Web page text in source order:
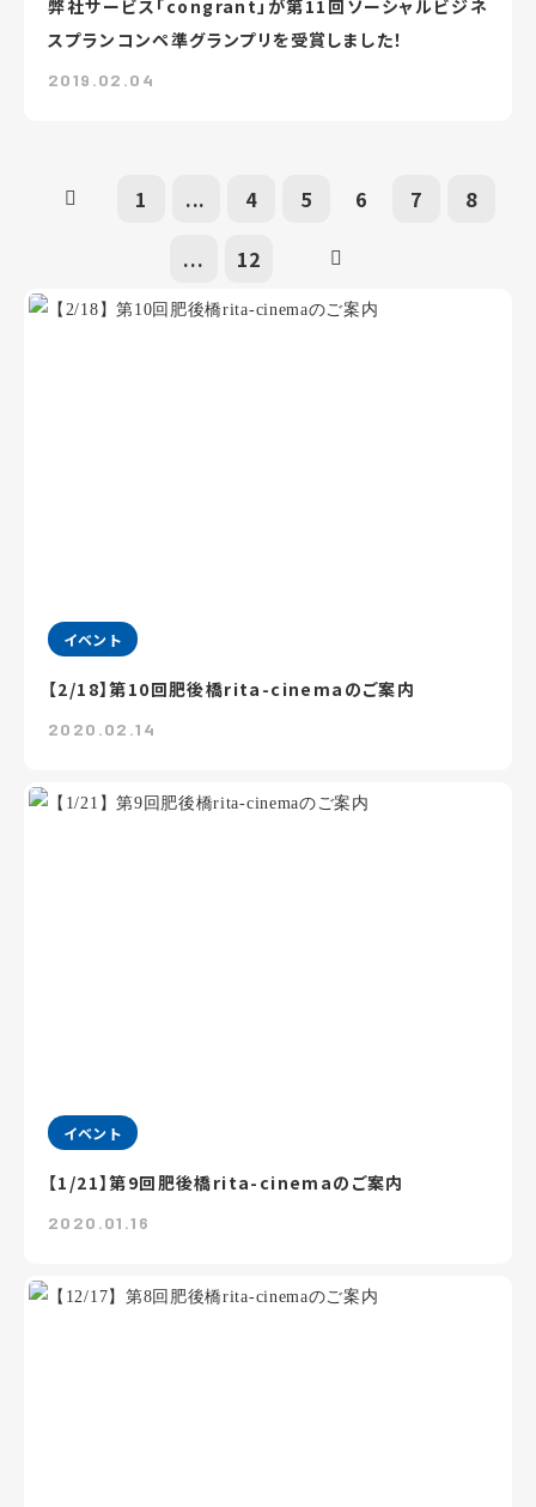
弊社サービス「congrant」が第11回ソーシャルビジネ
スプランコンペ準グランプリを受賞しました！
2019.02.04
1 ... 4 5 6 7 8
... 12
イベント
【2/18】第10回肥後橋rita-cinemaのご案内
2020.02.14
イベント
【1/21】第9回肥後橋rita-cinemaのご案内
2020.01.16